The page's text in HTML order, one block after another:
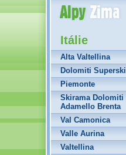
Alpy Zima
Itálie
Alta Valtellina
Dolomiti Superski
Piemonte
Skirama Dolomiti
Adamello Brenta
Val Camonica
Valle Aurina
Valtellina